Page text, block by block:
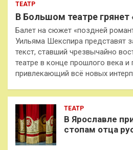
ТЕАТР
В Большом театре грянет
Балет на сюжет «поздней
Уильяма Шекспира представят
текст, ставший чрезвычайно
театре в конце прошлого века
привлекающий всё новых
ТЕАТР
В Ярославле
стопам отца